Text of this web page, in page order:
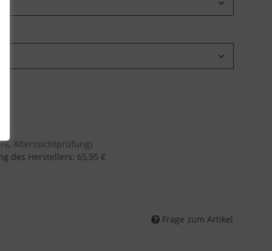
Alterssichtprüfung)
des Herstellers: 65,95 €
Frage zum Artikel